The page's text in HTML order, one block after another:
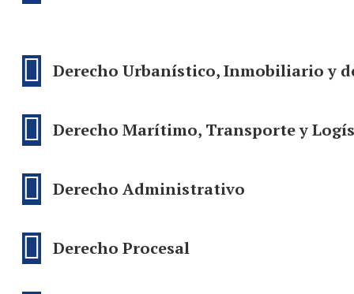
Derecho Urbanístico, Inmobiliario y
Derecho Marítimo, Transporte y
Derecho Administrativo
Derecho Procesal